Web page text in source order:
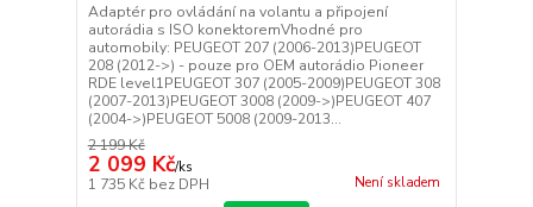
Adaptér pro ovládání na volantu a připojení
autorádia s ISO konektoremVhodné pro
automobily: PEUGEOT 207 (2006-2013)PEUGEOT
208 (2012->) - pouze pro OEM autorádio Pioneer
RDE level1PEUGEOT 307 (2005-2009)PEUGEOT 308
(2007-2013)PEUGEOT 3008 (2009->)PEUGEOT 407
(2004->)PEUGEOT 5008 (2009-2013...
2 199 Kč
2 099 Kč/ks
1 735 Kč bez DPH Není skladem